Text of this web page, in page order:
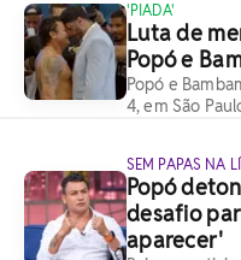
'PIADA'
Luta de
Popó e
Popó e
4, em São
SEM PAPAS NA
Popó
desafio
aparecer'